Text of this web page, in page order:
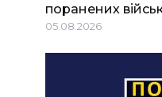
поранених
05.08.2026